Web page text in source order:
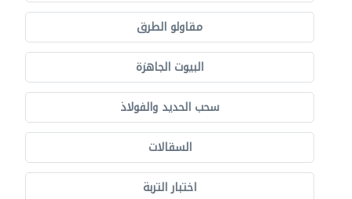
مقاولو الطرق
البيوت الجاهزة
سحب الحديد والفولاذ
السقالات
اختبار التربة